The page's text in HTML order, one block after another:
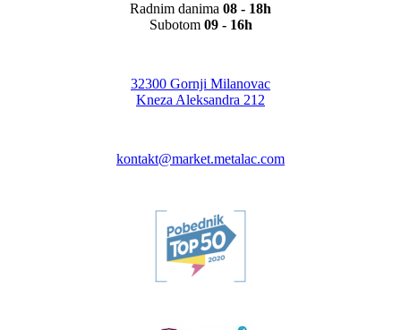
Radnim danima 08 - 18h
Subotom 09 - 16h
32300 Gornji Milanovac
Kneza Aleksandra 212
kontakt@market.metalac.com